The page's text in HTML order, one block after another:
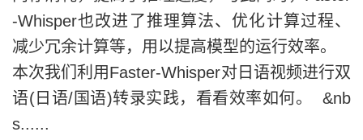
-Whisper也改进了推理算法、优化计算过程、
减少冗余计算等，用以提高模型的运行效率。
本次我们利用Faster-Whisper对日语视频进行双
语(日语/国语)转录实践，看看效率如何。 &nb
s......